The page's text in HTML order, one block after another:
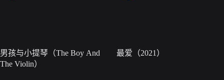
男孩与小提琴（The Boy And
The Violin）
最爱（2021）